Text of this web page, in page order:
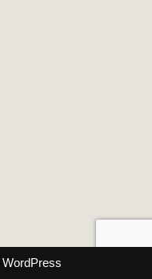
WordPress